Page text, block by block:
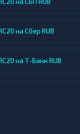
на Сбер RUB
на Т-Банк RUB